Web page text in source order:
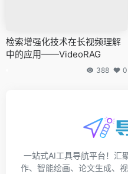
检索增强化技术在长视频理解
中的应用——VideoRAG
388 0
一站式AI工具导航平台！汇
作、智能绘画、论文生成、